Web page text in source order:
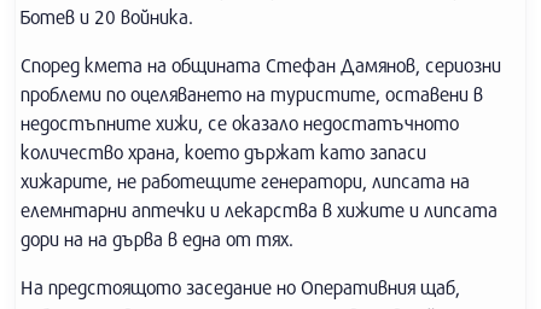
Ботев и 20 войника.
Според кмета на общината Стефан Дамянов, сериозни
проблеми по оцеляването на туристите, оставени в
недостъпните хижи, се оказало недостатъчното
количество храна, което държат като запаси
хижарите, не работещите генератори, липсата на
елемнтарни аптечки и лекарства в хижите и липсата
дори на на дърва в една от тях.
На предстоящото заседание но Оперативния щаб,